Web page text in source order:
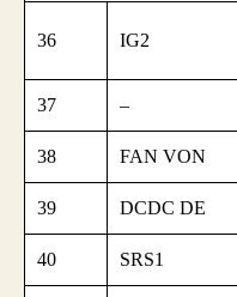
36 IG2
37 –
38 FAN VON
39 DCDC DE
40 SRS1